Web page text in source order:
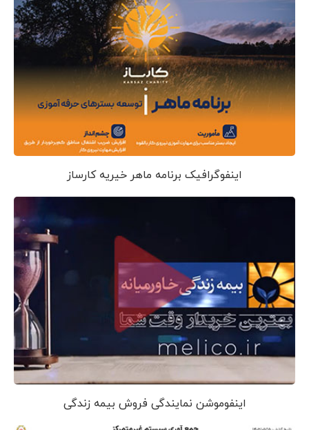
اینفوگرافیک برنامه ماهر خیریه کارساز
اینفوموشن نمایندگی فروش بیمه زندگی